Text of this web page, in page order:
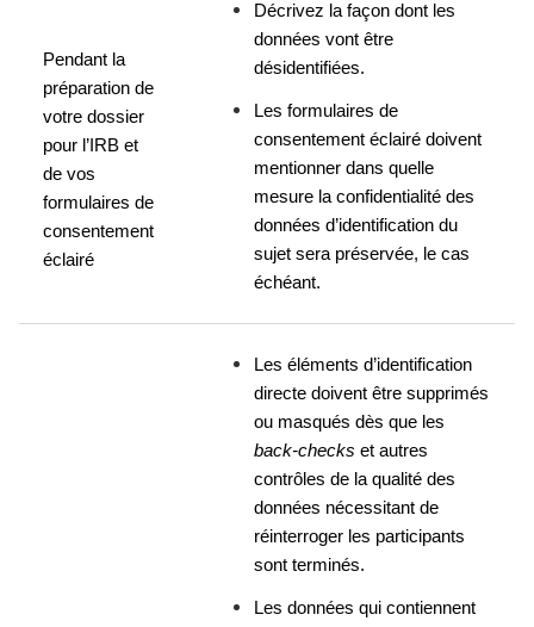
Pendant la
préparation de
votre dossier
pour l’IRB et
de vos
formulaires de
consentement
éclairé
Décrivez la façon dont les
données vont être
désidentifiées.
Les formulaires de
consentement éclairé doivent
mentionner dans quelle
mesure la confidentialité des
données d’identification du
sujet sera préservée, le cas
échéant.
Les éléments d’identification
directe doivent être supprimés
back-checks et autres
contrôles de la qualité des
données nécessitant de
réinterroger les participants
sont terminés.
Les données qui contiennent